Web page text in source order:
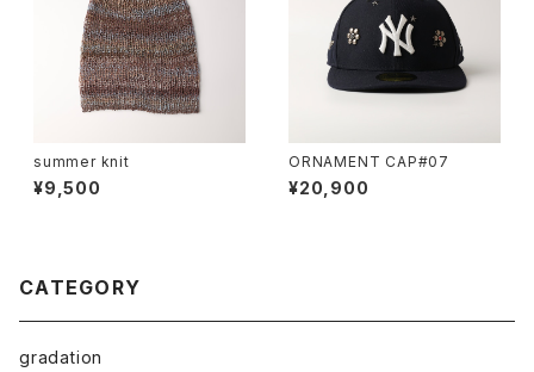
summer knit
¥9,500
ORNAMENT CAP#07
¥20,900
CATEGORY
gradation